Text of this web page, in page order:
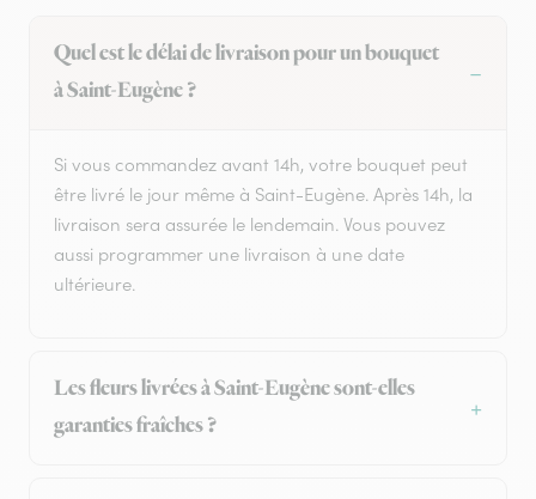
Quel est le délai de livraison pour un bouquet
à Saint-Eugène ?
Si vous commandez avant 14h, votre bouquet peut
être livré le jour même à Saint-Eugène. Après 14h, la
livraison sera assurée le lendemain. Vous pouvez
aussi programmer une livraison à une date
ultérieure.
Les fleurs livrées à Saint-Eugène sont-elles
garanties fraîches ?